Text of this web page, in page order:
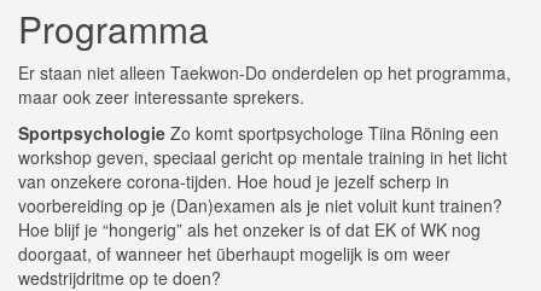
Programma
Er staan niet alleen Taekwon-Do onderdelen op het programma,
maar ook zeer interessante sprekers.
Sportpsychologie Zo komt sportpsychologe Tiina Röning een
workshop geven, speciaal gericht op mentale training in het licht
van onzekere corona-tijden. Hoe houd je jezelf scherp in
voorbereiding op je (Dan)examen als je niet voluit kunt trainen?
Hoe blijf je “hongerig” als het onzeker is of dat EK of WK nog
doorgaat, of wanneer het überhaupt mogelijk is om weer
wedstrijdritme op te doen?